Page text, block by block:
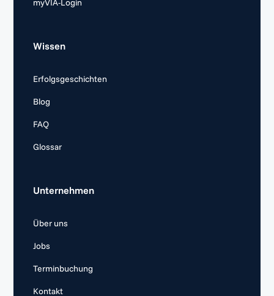
myVIA-Login
Wissen
Erfolgsgeschichten
Blog
FAQ
Glossar
Unternehmen
Über uns
Jobs
Terminbuchung
Kontakt